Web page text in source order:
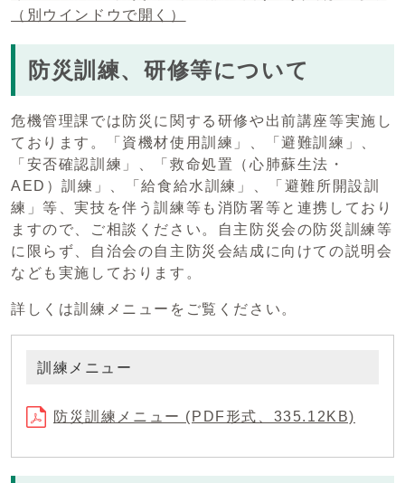
（別ウインドウで開く）
防災訓練、研修等について
危機管理課では防災に関する研修や出前講座等実施し
ております。「資機材使用訓練」、「避難訓練」、
「安否確認訓練」、「救命処置（心肺蘇生法・
AED）訓練」、「給食給水訓練」、「避難所開設訓
練」等、実技を伴う訓練等も消防署等と連携しており
ますので、ご相談ください。自主防災会の防災訓練等
に限らず、自治会の自主防災会結成に向けての説明会
なども実施しております。
詳しくは訓練メニューをご覧ください。
訓練メニュー
防災訓練メニュー (PDF形式、335.12KB)